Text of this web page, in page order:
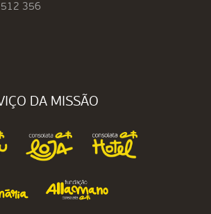
356
DA MISSÃO